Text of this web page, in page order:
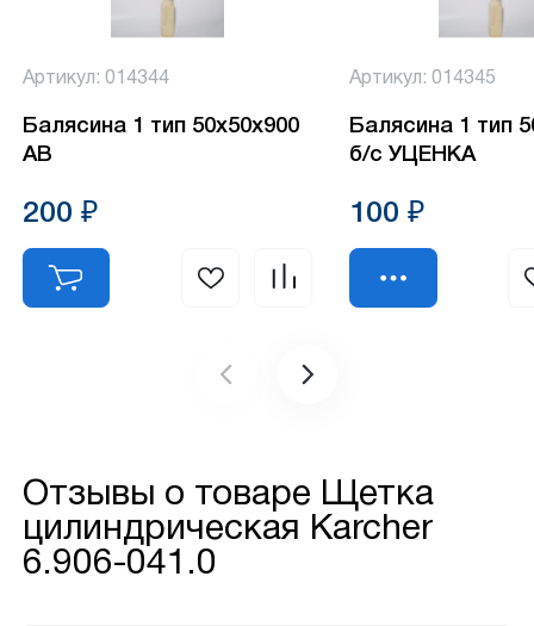
Артикул: 014344
Балясина 1 тип 50х50х900
АВ
200 ₽
Артикул: 014345
Балясина 1 тип
б/с УЦЕНКА
100 ₽
Отзывы о товаре Щетка
цилиндрическая Кarcher
6.906-041.0